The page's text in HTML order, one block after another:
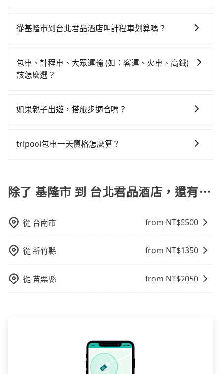
最靠近的南港高鐵站，叫一輛計程車花費約600元、車程
高鐵從南港站前往台北高鐵站，每人票價40元，再用15
分鐘出站、等待車站前排班的計程車，搭上小黃後約花
4位同行，高鐵加轉乘之平均每人花費為240元。但如果
僅每人至少額外負擔10元車資，而且更會額外浪費50分
對的時間彈性，在北北基桃竹有提供甲地乙還的iRent應
里再額外加收$3.2，從基隆市（仁愛區）到台北君品酒
店的花費預估為$250~350，雖已將eTag和可能的每小
車型，如Toyota Yaris、Prius C、Vios這類乘坐體驗較
況，打開車門才發現仍有上一組乘客遺留的垃圾或者撞
車位，對於急著用車或者要載其他乘客的人來說就有不
使用時還是有其區域的限制，實際可停靠的地點與你的
上下車地點仍有段距離，在遇到下雨天或者載行李時，
從基隆市到台北君品酒店叫計程車划算嗎？
灣大車隊、Uber和Yoxi，如果在路邊攔不到車，也可考
慮打電話至附近的計程車隊，如建源計程車、穩泰交通
市區到台北君品酒店的跳表小黃可能較為便宜，但當你
包車、計程車、大眾運輸 (如：客運、火車、高鐵)
該怎麼選？
擇： 預算：不同交通工具價格不同，可先確定您的預
比較寬鬆且不介意耗時轉乘可選大眾運輸或較貴的計程
車，不趕時間即可選用大眾運輸。 便利性：需要便利性
則可搭乘大眾運輸。
如果親子出遊，搭旅步適合嗎？
椅及兒童用增高墊供您選購(租借300元/個)，讓您和孩子
tripool包車一天價格怎麼算？
步官網一鍵查價，即時試算您包車費用，清楚透明，且
無隱藏費用。
除了 基隆市 到 台北君品酒店，還有⋯
從 台南市 from NT$5500
從新竹縣 from NT$1350
從 苗栗縣 from NT$2050